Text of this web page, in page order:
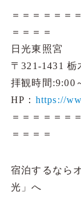
＝＝＝＝＝＝
＝＝＝＝
日光東照宮
〒321-1431 栃
拝観時間:9:00
HP： https://
＝＝＝＝＝＝
＝＝＝＝
宿泊するなら
光」へ